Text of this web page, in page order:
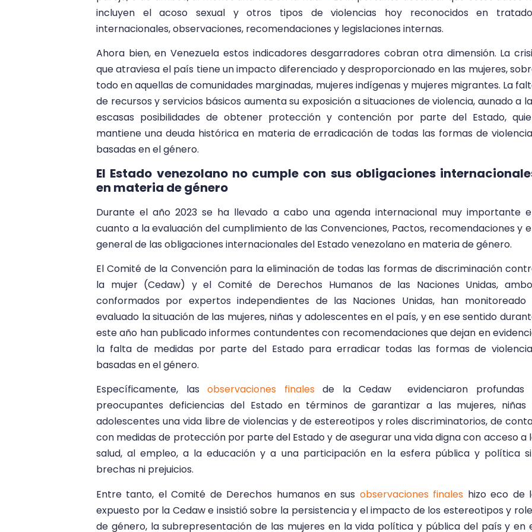
incluyen el acoso sexual y otros tipos de violencias hoy reconocidos en
internacionales, observaciones, recomendaciones y legislaciones internas.
Ahora bien, en Venezuela estos indicadores desgarradores cobran otra dimensión. La
que atraviesa el país tiene un impacto diferenciado y desproporcionado en las mujeres,
todo en aquellas de comunidades marginadas, mujeres indígenas y mujeres migrantes. La
de recursos y servicios básicos aumenta su exposición a situaciones de violencia, aunado a
escasas posibilidades de obtener protección y contención por parte del Estado,
mantiene una deuda histórica en materia de erradicación de todas las formas de
basadas en el género.
El Estado venezolano no cumple con sus obligaciones
en materia de género
Durante el año 2023 se ha llevado a cabo una agenda internacional muy importante
cuanto a la evaluación del cumplimiento de las Convenciones, Pactos, recomendaciones y
general de las obligaciones internacionales del Estado venezolano en materia de género.
El Comité de la Convención para la eliminación de todas las formas de discriminación
la mujer (Cedaw) y el Comité de Derechos Humanos de las Naciones Unidas,
conformados por expertos independientes de las Naciones Unidas, han monitoreado
evaluado la situación de las mujeres, niñas y adolescentes en el país, y en ese sentido
este año han publicado informes contundentes con recomendaciones que dejan en
la falta de medidas por parte del Estado para erradicar todas las formas de
basadas en el género.
Específicamente, las observaciones finalesde la Cedaw evidenciaron profundas
preocupantes deficiencias del Estado en términos de garantizar a las mujeres, niñas
adolescentes una vida libre de violencias y de estereotipos y roles discriminatorios, de
con medidas de protección por parte del Estado y de asegurar una vida digna con acceso a
salud, al empleo, a la educación y a una participación en la esfera pública y política
brechas ni prejuicios.
Entre tanto, el Comité de Derechos humanos en sus observaciones finales hizo eco de
expuesto por la Cedaw e insistió sobre la persistencia y el impacto de los estereotipos y
de género, la subrepresentación de las mujeres en la vida política y pública del país y en